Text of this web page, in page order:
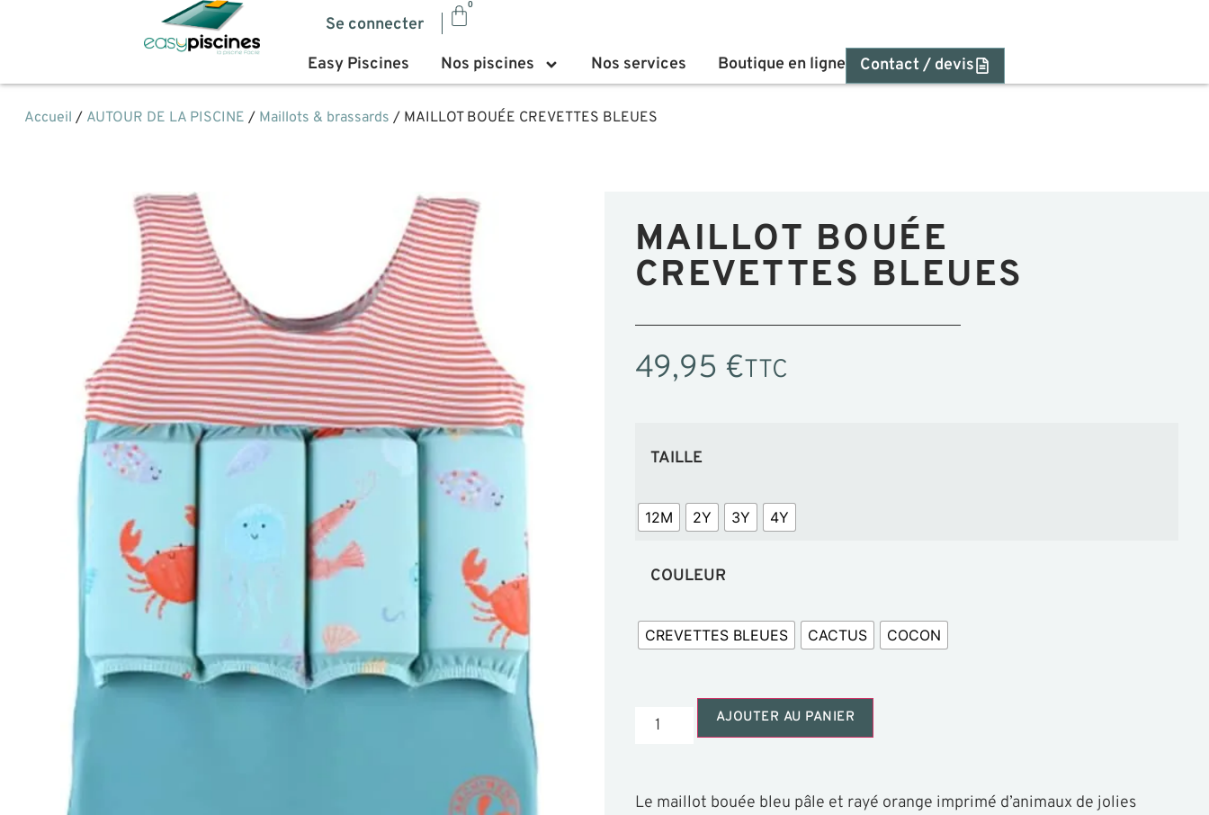
Se connecter
0
Easy Piscines Nos piscines Nos services Boutique en ligne Contact / devis
Accueil / AUTOUR DE LA PISCINE / Maillots & brassards / MAILLOT BOUÉE CREVETTES BLEUES
MAILLOT BOUÉE
CREVETTES BLEUES
49,95 €TTC
TAILLE
12M 2Y 3Y 4Y
COULEUR
CREVETTES BLEUES CACTUS COCON
AJOUTER AU PANIER
Le maillot bouée bleu pâle et rayé orange imprimé d’animaux de jolies